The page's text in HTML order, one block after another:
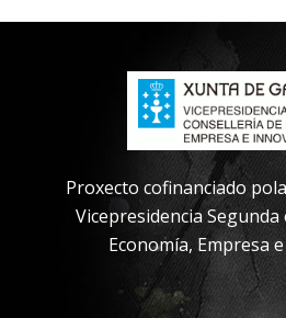
Proxecto cofinanciado
Vicepresidencia
Economía, Empresa